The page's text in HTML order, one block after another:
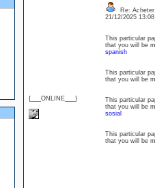
{___ONLINE___}
Re:
21/12/2025
This particular
that you will be
spanish
This particular
that you will be
This particular
that you will be
sosial
This particular
that you will be